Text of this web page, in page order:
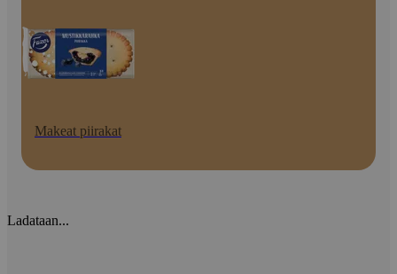
Makeat piirakat
Ladataan...